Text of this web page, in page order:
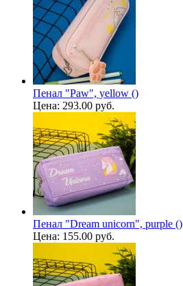
Пенал "Paw", yellow ()
Цена: 293.00 руб.
Пенал "Dream unicorn", purple ()
Цена: 155.00 руб.